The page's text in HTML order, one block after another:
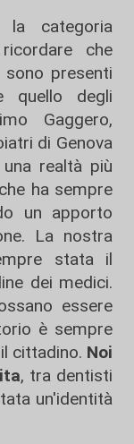
la categoria
che
presenti
quello degli
Gaggero,
di Genova
realtà più
ha sempre
un apporto
La nostra
stata il
dei medici.
essere
è sempre
cittadino. Noi
, tra dentisti
un'identità